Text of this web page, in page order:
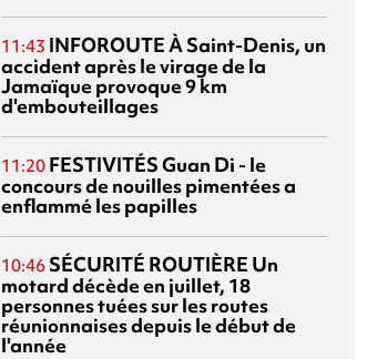
11:43 INFOROUTEÀ Saint-Denis, un
accident après le virage de la
Jamaïque provoque 9 km
d'embouteillages
11:20 FESTIVITÉSGuan Di - le
concours de nouilles pimentées a
enflammé les papilles
10:46 SÉCURITÉ ROUTIÈRE Un
motard décède en juillet, 18
personnes tuées sur les routes
réunionnaises depuis le début de
l'année